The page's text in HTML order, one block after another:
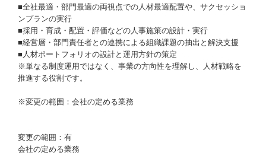
■全社最適・部門最適の両視点での人材最適配置や、サクセッショ
ンプランの実行
■採用・育成・配置・評価などの人事施策の設計・実行
■経営層・部門責任者との連携による組織課題の抽出と解決支援
■人材ポートフォリオの設計と運用方針の策定
※単なる制度運用ではなく、事業の方向性を理解し、人材戦略を
推進する役割です。
※変更の範囲：会社の定める業務
変更の範囲：有
会社の定める業務